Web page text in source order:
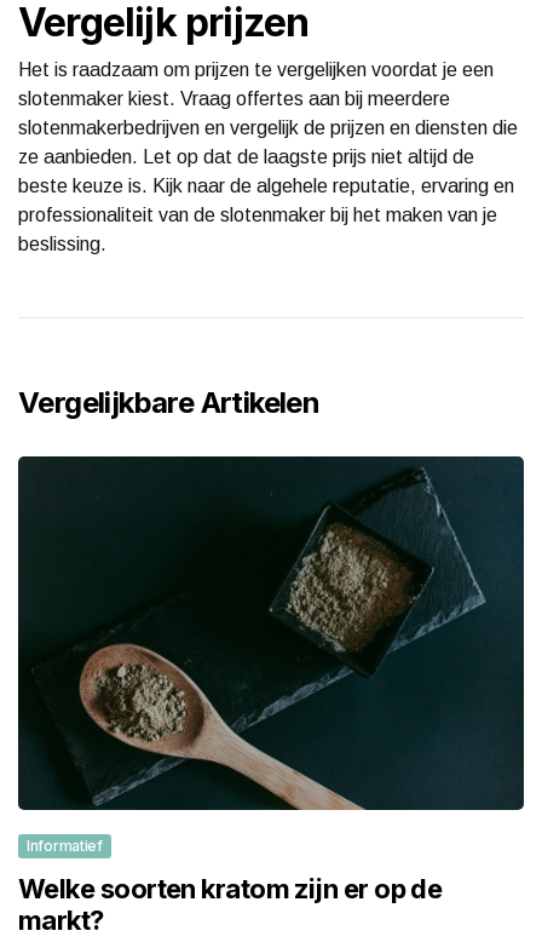
Vergelijk prijzen
Het is raadzaam om prijzen te vergelijken voordat je een
slotenmaker kiest. Vraag offertes aan bij meerdere
slotenmakerbedrijven en vergelijk de prijzen en diensten die
ze aanbieden. Let op dat de laagste prijs niet altijd de
beste keuze is. Kijk naar de algehele reputatie, ervaring en
professionaliteit van de slotenmaker bij het maken van je
beslissing.
Vergelijkbare Artikelen
Informatief
Welke soorten kratom zijn er op de
markt?